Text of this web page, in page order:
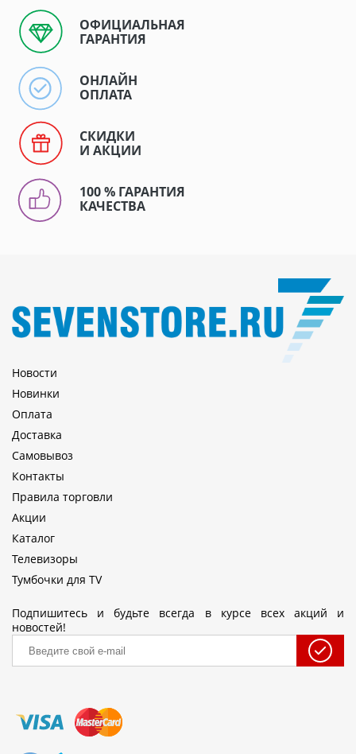
ОФИЦИАЛЬНАЯ
ГАРАНТИЯ
ОНЛАЙН
ОПЛАТА
СКИДКИ
И АКЦИИ
100 % ГАРАНТИЯ
КАЧЕСТВА
Новости
Новинки
Оплата
Доставка
Самовывоз
Контакты
Правила торговли
Акции
Каталог
Телевизоры
Тумбочки для TV
Подпишитесь и будьте всегда в курсе всех акций и
новостей!